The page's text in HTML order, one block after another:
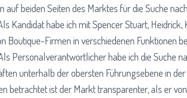
auf beiden Seiten des Marktes für die Suche
Kandidat habe ich mit Spencer Stuart,
Boutique-Firmen in verschiedenen Funktionen
Personalverantwortlicher habe ich die Suche
unterhalb der obersten Führungsebene in
betrachtet ist der Markt transparenter, als er